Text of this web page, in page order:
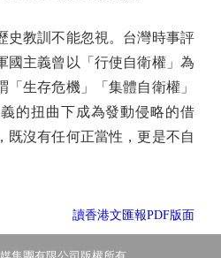
教訓不能忽視。台灣時事評
國主義曾以「行使自衛權」為
生存危機」「集體自衛權」
的扭曲下成為發動侵略的借
既沒有任何正當性，更是不自
讀香港文匯報PDF版面